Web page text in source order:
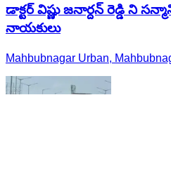
డాక్టర్ విష్ణు జనార్దన్ రెడ్డి ని
నాయకులు
Mahbubnagar Urban,